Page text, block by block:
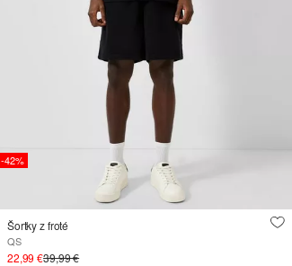
-42%
Šortky z froté
QS
22,99 €39,99 €